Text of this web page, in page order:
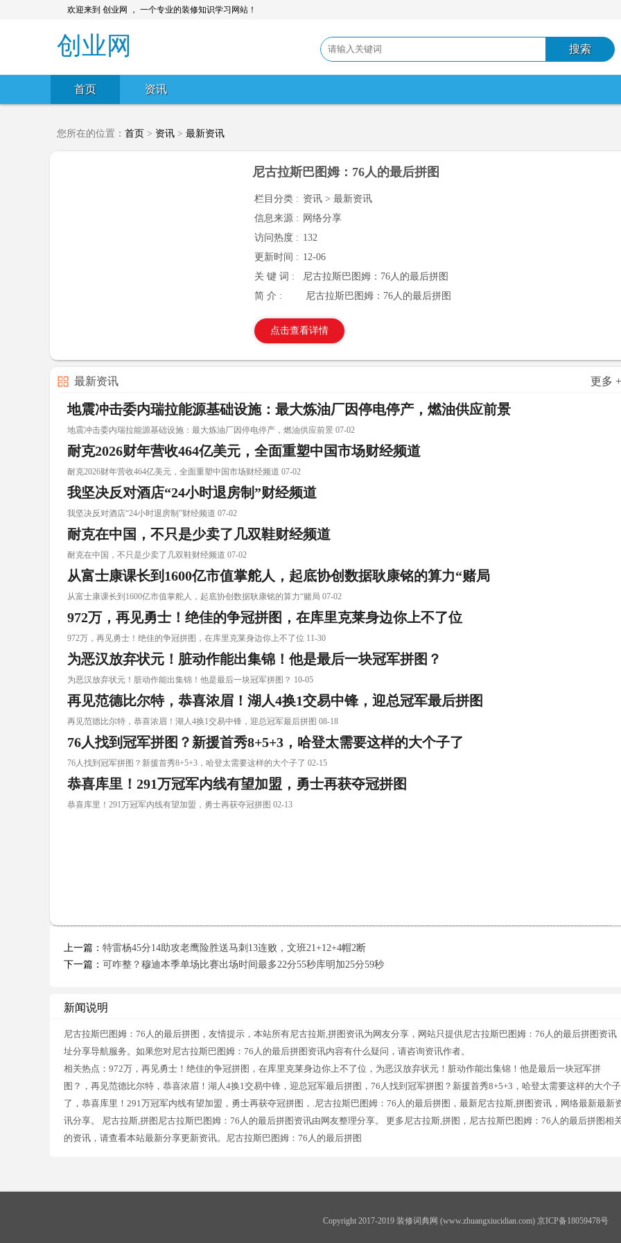
欢迎来到 创业网 ， 一个专业的装修知识学习网站！
创业网
首页 资讯
您所在的位置： 首页 > 资讯 > 最新资讯
尼古拉斯巴图姆：76人的最后拼图
栏目分类 : 资讯 > 最新资讯
信息来源 : 网络分享
访问热度 : 132
更新时间 : 12-06
关 键 词 :
尼古拉斯巴图姆：76人的最后拼图
简 介 :
尼古拉斯巴图姆：76人的最后拼图
点击查看详情
最新资讯 更多 +
地震冲击委内瑞拉能源基础设施：最大炼油厂因停电停产，燃油供应前景
地震冲击委内瑞拉能源基础设施：最大炼油厂因停电停产，燃油供应前景 07-02
耐克2026财年营收464亿美元，全面重塑中国市场财经频道
耐克2026财年营收464亿美元，全面重塑中国市场财经频道 07-02
我坚决反对酒店“24小时退房制”财经频道
我坚决反对酒店“24小时退房制”财经频道 07-02
耐克在中国，不只是少卖了几双鞋财经频道
耐克在中国，不只是少卖了几双鞋财经频道 07-02
从富士康课长到1600亿市值掌舵人，起底协创数据耿康铭的算力“赌局
从富士康课长到1600亿市值掌舵人，起底协创数据耿康铭的算力“赌局 07-02
972万，再见勇士！绝佳的争冠拼图，在库里克莱身边你上不了位
972万，再见勇士！绝佳的争冠拼图，在库里克莱身边你上不了位 11-30
为恶汉放弃状元！脏动作能出集锦！他是最后一块冠军拼图？
为恶汉放弃状元！脏动作能出集锦！他是最后一块冠军拼图？ 10-05
再见范德比尔特，恭喜浓眉！湖人4换1交易中锋，迎总冠军最后拼图
再见范德比尔特，恭喜浓眉！湖人4换1交易中锋，迎总冠军最后拼图 08-18
76人找到冠军拼图？新援首秀8+5+3，哈登太需要这样的大个子了
76人找到冠军拼图？新援首秀8+5+3，哈登太需要这样的大个子了 02-15
恭喜库里！291万冠军内线有望加盟，勇士再获夺冠拼图
恭喜库里！291万冠军内线有望加盟，勇士再获夺冠拼图 02-13
上一篇： 特雷杨45分14助攻老鹰险胜送马刺13连败，文班21+12+4帽2断
下一篇： 可咋整？穆迪本季单场比赛出场时间最多22分55秒库明加25分59秒
新闻说明
尼古拉斯巴图姆：76人的最后拼图，友情提示，本站所有尼古拉斯,拼图资讯为网友分享，网站只提供尼古拉斯巴图姆：76人的最后拼图资讯
址分享导航服务。如果您对尼古拉斯巴图姆：76人的最后拼图资讯内容有什么疑问，请咨询资讯作者。
相关热点：972万，再见勇士！绝佳的争冠拼图，在库里克莱身边你上不了位，为恶汉放弃状元！脏动作能出集锦！他是最后一块冠军拼
图？，再见范德比尔特，恭喜浓眉！湖人4换1交易中锋，迎总冠军最后拼图，76人找到冠军拼图？新援首秀8+5+3，哈登太需要这样的大个子
了，恭喜库里！291万冠军内线有望加盟，勇士再获夺冠拼图，.尼古拉斯巴图姆：76人的最后拼图，最新尼古拉斯,拼图资讯，网络最新最新
讯分享。 尼古拉斯,拼图尼古拉斯巴图姆：76人的最后拼图资讯由网友整理分享。 更多尼古拉斯,拼图，尼古拉斯巴图姆：76人的最后拼图相
的资讯，请查看本站最新分享更新资讯。尼古拉斯巴图姆：76人的最后拼图
Copyright 2017-2019 装修词典网 (www.zhuangxiucidian.com) 京ICP备18059478号